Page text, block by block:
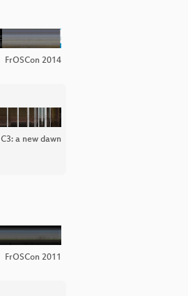
FrOSCon 2014
a new dawn
FrOSCon 2011